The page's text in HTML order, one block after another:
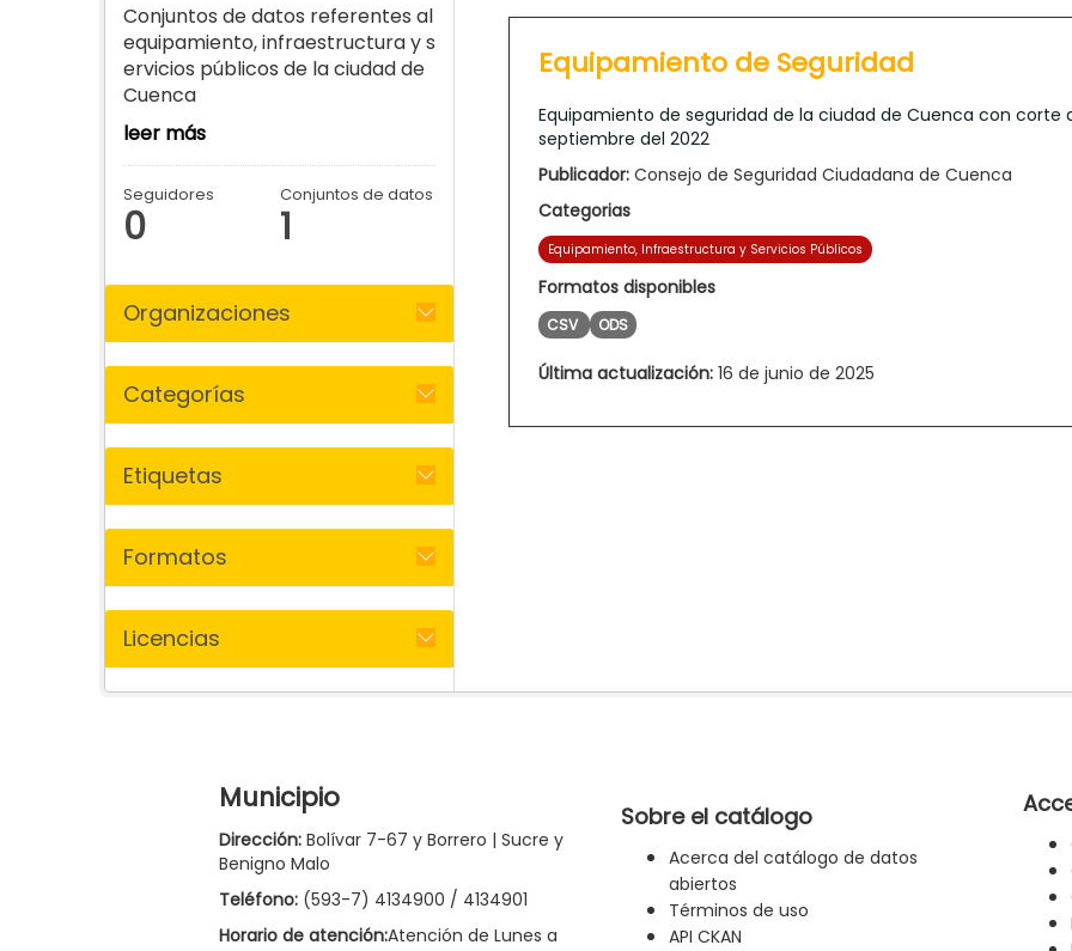
Conjuntos de datos referentes al
equipamiento, infraestructura y s
ervicios públicos de la ciudad de
Cuenca
leer más
Seguidores
0
Conjuntos de datos
1
Organizaciones
Categorías
Etiquetas
Formatos
Licencias
Equipamiento de Seguridad
Equipamiento de seguridad de la ciudad de Cuenca con corte
septiembre del 2022
Publicador: Consejo de Seguridad Ciudadana de Cuenca
Categorias
Equipamiento, Infraestructura y Servicios Públicos
Formatos disponibles
CSV ODS
Última actualización: 16 de junio de 2025
Municipio
Dirección: Bolívar 7-67 y Borrero | Sucre y
Benigno Malo
Teléfono: (593-7) 4134900 / 4134901
Horario de atención:Atención de Lunes a
Sobre el catálogo
Acerca del catálogo de datos
abiertos
Términos de uso
API CKAN